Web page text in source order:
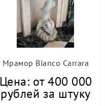
Мрамор Bianco Carrara
Цена: от 400 000
рублей за штуку